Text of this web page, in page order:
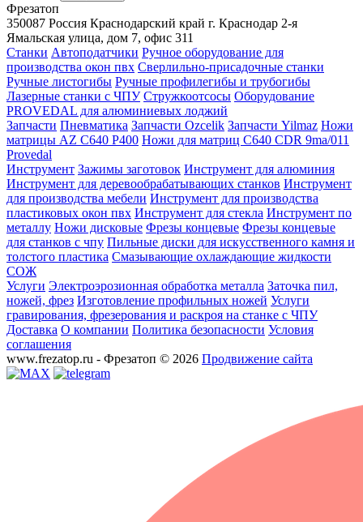
Фрезатоп
350087 Россия Краснодарский край г. Краснодар 2-я
Ямальская улица, дом 7, офис 311
Станки Автоподатчики Ручное оборудование для
производства окон пвх Сверлильно-присадочные станки
Ручные листогибы Ручные профилегибы и трубогибы
Лазерные станки с ЧПУ Стружкоотсосы Оборудование
PROVEDAL для алюминиевых лоджий
Запчасти Пневматика Запчасти Ozcelik Запчасти Yilmaz Ножи
матрицы AZ C640 P400 Ножи для матриц C640 CDR 9ma/011
Provedal
Инструмент Зажимы заготовок Инструмент для алюминия
Инструмент для деревообрабатывающих станков Инструмент
для производства мебели Инструмент для производства
пластиковых окон пвх Инструмент для стекла Инструмент по
металлу Ножи дисковые Фрезы концевые Фрезы концевые
для станков с чпу Пильные диски для искусственного камня и
толстого пластика Смазывающие охлаждающие жидкости
СОЖ
Услуги Электроэрозионная обработка металла Заточка пил,
ножей, фрез Изготовление профильных ножей Услуги
гравирования, фрезерования и раскроя на станке с ЧПУ
Доставка О компании Политика безопасности Условия
соглашения
www.frezatop.ru - Фрезатоп © 2026 Продвижение сайта